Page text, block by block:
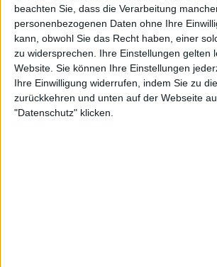
beachten Sie, dass die Verarbeitung
personenbezogenen Daten ohne Ihre
kann, obwohl Sie das Recht haben, einer
zu widersprechen. Ihre Einstellungen gelten
Website. Sie können Ihre Einstellungen
Ihre Einwilligung widerrufen, indem Sie zu
zurückkehren und unten auf der Webseite
"Datenschutz" klicken.